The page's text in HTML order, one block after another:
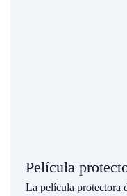
Película
La película protectora